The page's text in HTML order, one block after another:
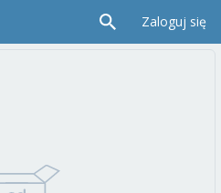
Zaloguj się